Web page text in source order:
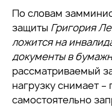
По словам
защиты Григория
ложится на
документы в
рассматриваемый
нагрузку снимает
самостоятельно